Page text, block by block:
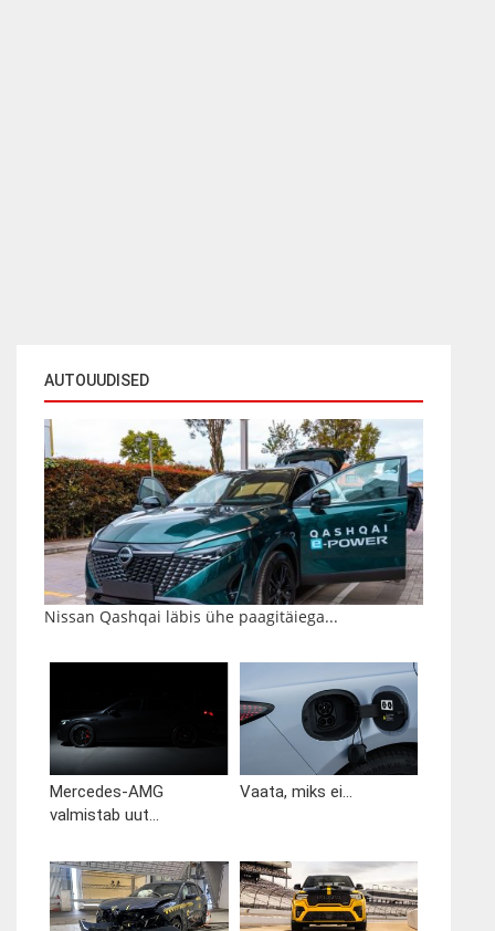
AUTOUUDISED
Nissan Qashqai läbis ühe paagitäiega...
Mercedes-AMG
valmistab uut...
Vaata, miks ei...